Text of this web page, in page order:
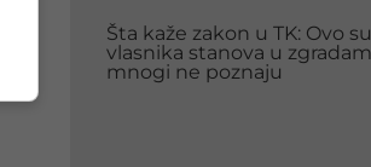
Šta kaže zakon u TK: Ovo
vlasnika stanova u
mnogi ne poznaju